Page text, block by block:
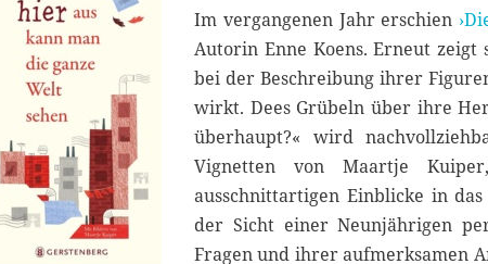
Im vergangenen Jahr erschien
Autorin Enne Koens. Erneut
bei der Beschreibung ihrer
wirkt. Dees Grübeln über ihre
überhaupt?« wird
Vignetten von Maartje
ausschnittartigen Einblicke in
der Sicht einer Neunjährigen
Fragen und ihrer aufmerksamen